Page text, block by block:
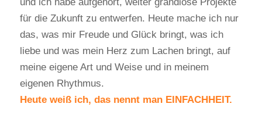
für die Zukunft zu entwerfen. Heute mache ich nur
das, was mir Freude und Glück bringt, was ich
liebe und was mein Herz zum Lachen bringt, auf
meine eigene Art und Weise und in meinem
eigenen Rhythmus.
Heute weiß ich, das nennt man EINFACHHEIT.